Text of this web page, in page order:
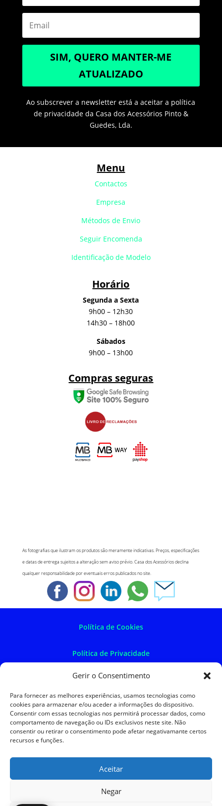
Gerir o Consentimento
Para fornecer as melhores experiências, usamos tecnologias como
cookies para armazenar e/ou aceder a informações do dispositivo.
Consentir com essas tecnologias nos permitirá processar dados, como
comportamento de navegação ou IDs exclusivos neste site. Não
consentir ou retirar o consentimento pode afetar negativamante certos
recursos e funções.
Aceitar
Negar
SIM, QUERO MANTER-ME
ATUALIZADO
Ao subscrever a newsletter está a aceitar a política
de privacidade da Casa dos Acessórios Pinto &
Guedes, Lda.
Menu
Contactos
Empresa
Métodos de Envio
Seguir Encomenda
Identificação de Modelo
Horário
Segunda a Sexta
9h00 – 12h30
14h30 – 18h00
Sábados
9h00 – 13h00
Compras seguras
As fotografias que ilustram os produtos são meramente indicativas. Preços, especificações
e datas de entrega sujeitos a alteração sem aviso prévio. Casa dos Acessórios declina
qualquer responsabilidade por eventuais erros publicados no site.
Política de Cookies
Política de Privacidade
Política de Devoluções
Termos e Condições
Resolução de Litígios
SKySIGMA